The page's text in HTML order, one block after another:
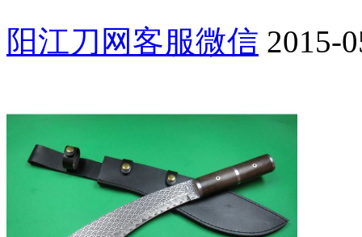
阳江刀网客服微信 2015-